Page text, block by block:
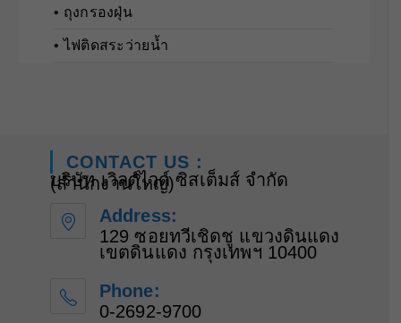
• ถุงกรองฝุ่น
• ไฟติดสระว่ายน้ำ
CONTACT US :
บริษัท เวิลด์ไวด์ ซิสเต็มส์ จำกัด
(สำนักงานใหญ่)
Address:
129 ซอยทวีเชิดชู แขวงดินแดง
เขตดินแดง กรุงเทพฯ 10400
Phone:
0-2692-9700